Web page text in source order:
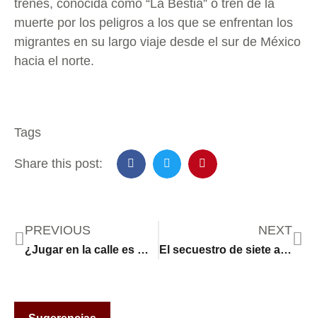
trenes, conocida como “La Bestia” o tren de la
muerte por los peligros a los que se enfrentan los
migrantes en su largo viaje desde el sur de México
hacia el norte.
Tags
Share this post:
PREVIOUS
¿Jugar en la calle es motivo de sanción económica en Zapopan, Jalisco? La SCJN se pronuncia
NEXT
El secuestro de siete adolescentes vuelve a erizar la piel de Zacatecas